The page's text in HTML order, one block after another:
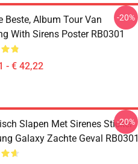
Beste, Album Tour Van
With Sirens Poster RB0301
- € 42,22
-20%
Slapen Met Sirenes Sticker
Galaxy Zachte Geval RB0301
-20%